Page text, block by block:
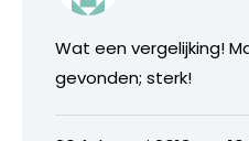
Wat een vergelijking!
gevonden; sterk!